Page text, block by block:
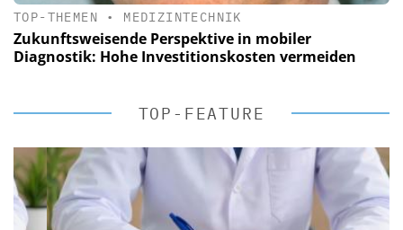
TOP-THEMEN • MEDIZINTECHNIK
Zukunftsweisende Perspektive in mobiler
Diagnostik: Hohe Investitionskosten vermeiden
TOP-FEATURE